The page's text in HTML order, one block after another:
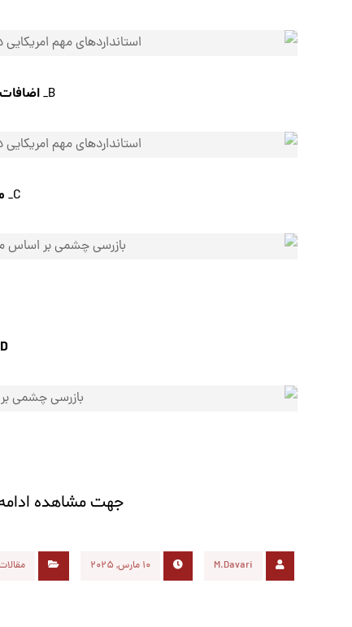
B_
C_
D_
جهت مشاهده
M.Davari 10 مارس, 2025